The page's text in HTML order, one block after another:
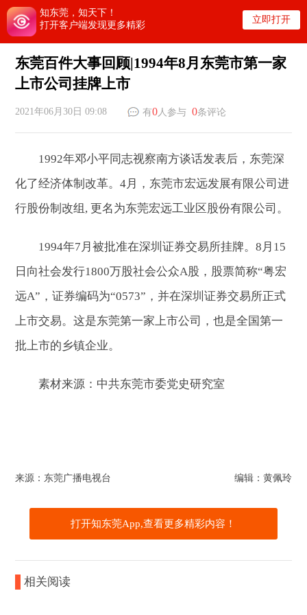
知东莞，知天下！
打开客户端发现更多精彩
立即打开
东莞百件大事回顾|1994年8月东莞市第一家
上市公司挂牌上市
2021年06月30日 09:08 有0人参与0条评论
1992年邓小平同志视察南方谈话发表后，东莞深
化了经济体制改革。4月，东莞市宏远发展有限公司进
行股份制改组, 更名为东莞宏远工业区股份有限公司。
1994年7月被批准在深圳证券交易所挂牌。8月15
日向社会发行1800万股社会公众A股，股票简称“粤宏
远A”，证券编码为“0573”，并在深圳证券交易所正式
上市交易。这是东莞第一家上市公司，也是全国第一
批上市的乡镇企业。
素材来源：中共东莞市委党史研究室
来源：东莞广播电视台 编辑：黄佩玲
打开知东莞App,查看更多精彩内容！
相关阅读